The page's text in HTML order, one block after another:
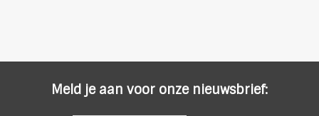
Meld je aan voor onze nieuwsbrief: